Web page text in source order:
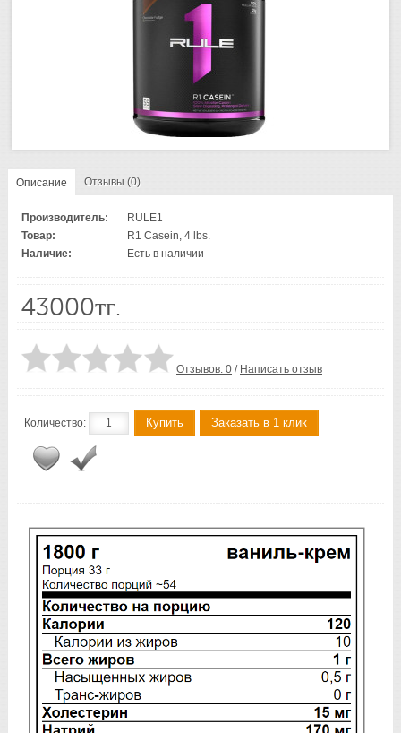
Описание Отзывы (0)
Производитель:
RULE1
Товар:
R1 Casein, 4 lbs.
Наличие:
Есть в наличии
43000тг.
Отзывов: 0 / Написать отзыв
Количество: Купить Заказать в 1 клик